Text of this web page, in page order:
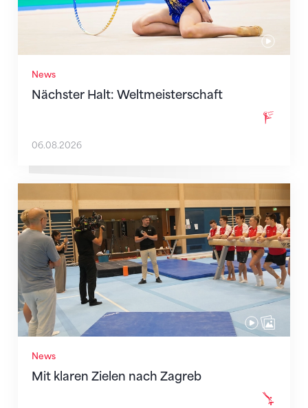
News
Nächster Halt: Weltmeisterschaft
06.08.2026
News
Mit klaren Zielen nach Zagreb
Mit klaren Zielen nach Zagreb